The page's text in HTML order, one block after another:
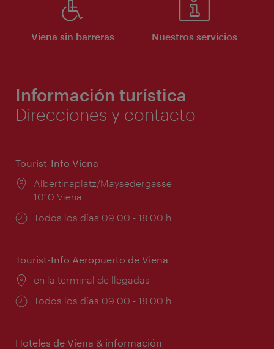
Viena sin barreras Nuestros servicios
Información turística
Direcciones y contacto
Tourist-Info Viena
Lugar:
Albertinaplatz/Maysedergasse
1010 Viena
Horarios
Todos los días 09:00 - 18:00 h
Tourist-Info Aeropuerto de Viena
Lugar:
en la terminal de llegadas
Horarios
Todos los días 09:00 - 18:00 h
Hoteles de Viena & información